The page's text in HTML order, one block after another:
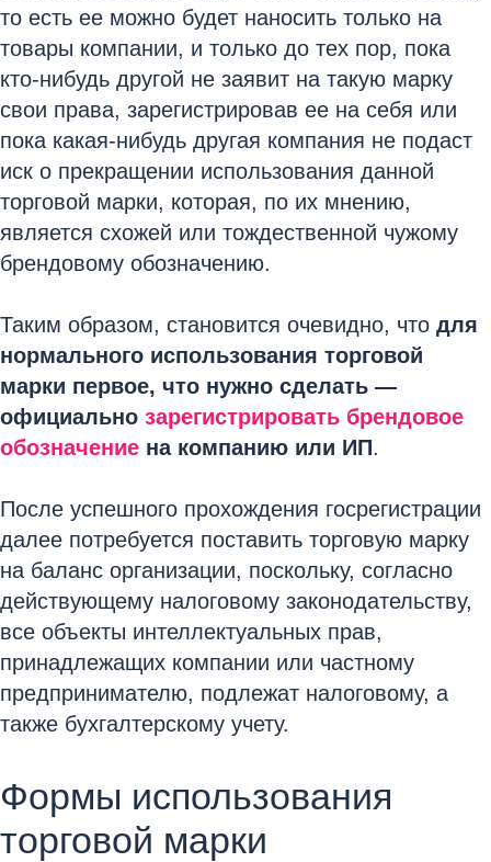
то есть ее можно будет наносить только на
товары компании, и только до тех пор, пока
кто-нибудь другой не заявит на такую марку
свои права, зарегистрировав ее на себя или
пока какая-нибудь другая компания не подаст
иск о прекращении использования данной
торговой марки, которая, по их мнению,
является схожей или тождественной чужому
брендовому обозначению.
Таким образом, становится очевидно, что для
нормального использования торговой
марки первое, что нужно сделать —
официально зарегистрировать брендовое
обозначение на компанию или ИП.
После успешного прохождения госрегистрации
далее потребуется поставить торговую марку
на баланс организации, поскольку, согласно
действующему налоговому законодательству,
все объекты интеллектуальных прав,
принадлежащих компании или частному
предпринимателю, подлежат налоговому, а
также бухгалтерскому учету.
Формы использования
торговой марки